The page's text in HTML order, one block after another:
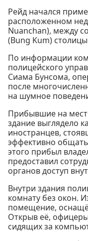
Рейд начался
расположенном
Nuanchan), между
(Bung Kum)
По информации
полицейского
Сиама Бунсома,
после
на шумное
Прибывшие на
здание выглядело
иностранцев,
эффективно
этого прибыл
предоставил
органов доступ
Внутри здания
комнату без окон.
помещение,
Открыв её,
сидящих за